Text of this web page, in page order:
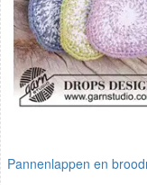
Pannenlappen en